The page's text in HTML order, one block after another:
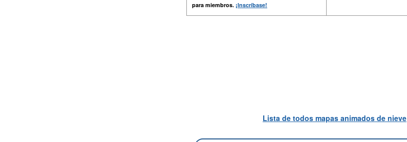
para miembros. ¡Inscríbase!
Lista de todos mapas animados de nieve